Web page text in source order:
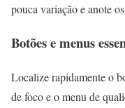
pouca variação e anote
Botões e menus
Localize rapidamente o
de foco e o menu de